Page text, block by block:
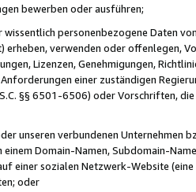
bewerben oder ausführen;
wissentlich personenbezogene Daten
erheben, verwenden oder offenlegen,
Lizenzen, Genehmigungen,
einer zuständigen
§§ 6501-6506) oder Vorschriften,
unseren verbundenen Unternehmen
einem Domain-Namen, Subdomain-
einer sozialen Netzwerk-Website
oder